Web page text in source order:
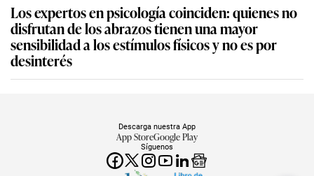
Los expertos en psicología coinciden: quienes no
disfrutan de los abrazos tienen una mayor
sensibilidad a los estímulos físicos y no es por
desinterés
Síguenos
Descarga nuestra App
App StoreGoogle Play